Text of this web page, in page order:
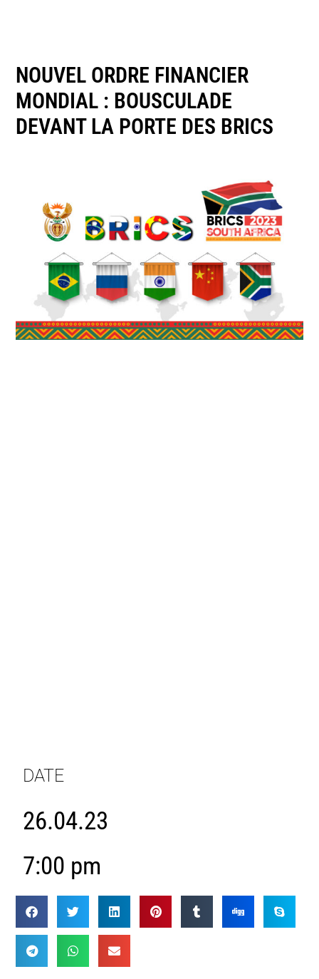
NOUVEL ORDRE FINANCIER
MONDIAL : BOUSCULADE
DEVANT LA PORTE DES BRICS
DATE
26.04.23
7:00 pm